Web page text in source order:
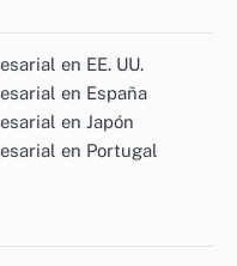
en EE. UU.
en España
en Japón
en Portugal